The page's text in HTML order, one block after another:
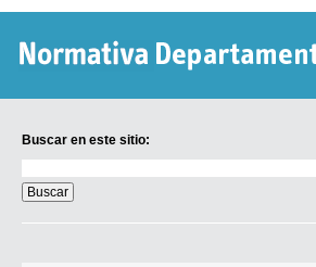
Buscar en este sitio:
en
este
sitio: